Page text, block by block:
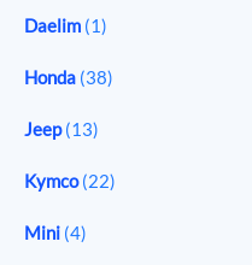
Daelim (1)
Honda (38)
Jeep(13)
Kymco(22)
Mini (4)